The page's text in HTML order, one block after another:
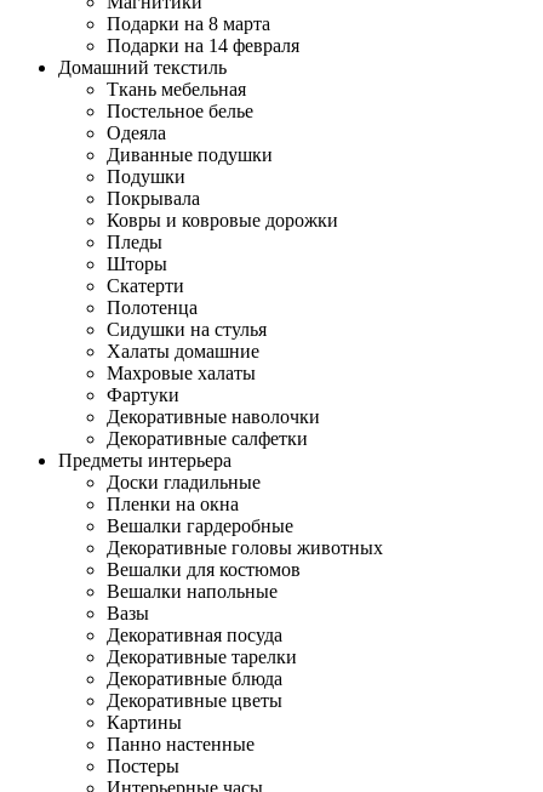
Подарки на 8 марта
Подарки на 14 февраля
Домашний текстиль
Ткань мебельная
Постельное белье
Одеяла
Диванные подушки
Подушки
Покрывала
Ковры и ковровые дорожки
Пледы
Шторы
Скатерти
Полотенца
Сидушки на стулья
Халаты домашние
Махровые халаты
Фартуки
Декоративные наволочки
Декоративные салфетки
Предметы интерьера
Доски гладильные
Пленки на окна
Вешалки гардеробные
Декоративные головы животных
Вешалки для костюмов
Вешалки напольные
Вазы
Декоративная посуда
Декоративные тарелки
Декоративные блюда
Декоративные цветы
Картины
Панно настенные
Постеры
Интерьерные часы